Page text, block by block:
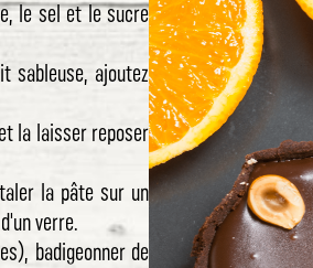
le sel et le sucre
sableuse, ajoutez
la laisser reposer
la pâte sur un
verre.
badigeonner de